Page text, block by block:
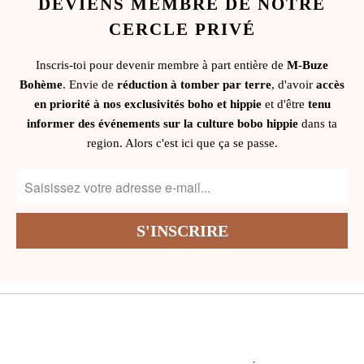
DEVIENS MEMBRE DE NOTRE
CERCLE PRIVÉ
Inscris-toi pour devenir membre à part entière de M-Buze
Bohème. Envie de réduction à tomber par terre, d'avoir accès
en priorité à nos exclusivités boho et hippieet d'être tenu
informer des événements sur la culture bobo hippie dans ta
region. Alors c'est ici que ça se passe.